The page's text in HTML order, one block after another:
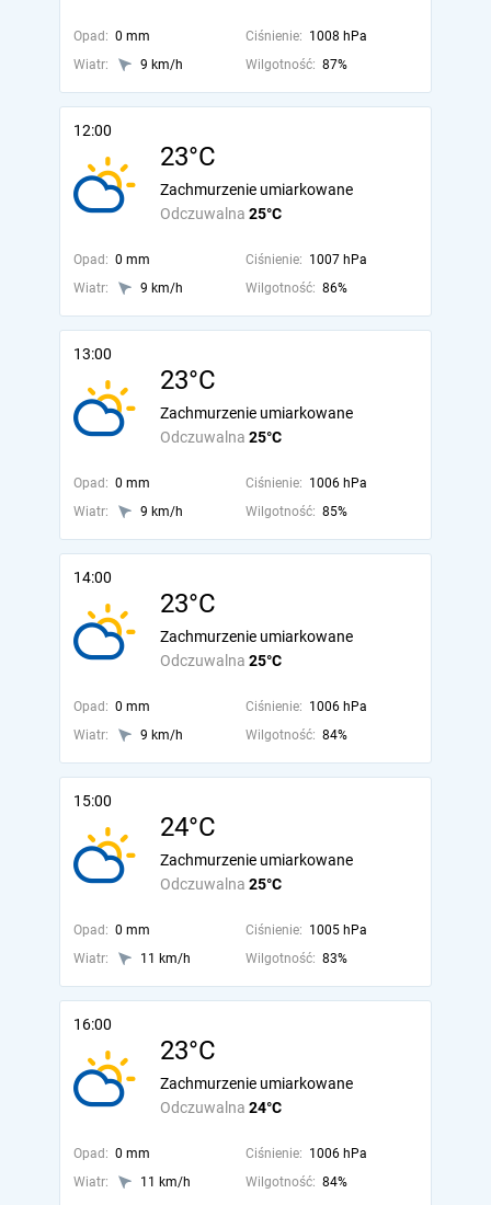
Opad: 0 mm Ciśnienie: 1008 hPa
Wiatr:
9 km/h Wilgotność: 87%
12:00
23°C
Odczuwalna 25°C
Zachmurzenie umiarkowane
Opad: 0 mm Ciśnienie: 1007 hPa
Wiatr:
9 km/h Wilgotność: 86%
13:00
23°C
Odczuwalna 25°C
Zachmurzenie umiarkowane
Opad: 0 mm Ciśnienie: 1006 hPa
Wiatr:
9 km/h Wilgotność: 85%
14:00
23°C
Odczuwalna 25°C
Zachmurzenie umiarkowane
Opad: 0 mm Ciśnienie: 1006 hPa
Wiatr:
9 km/h Wilgotność: 84%
15:00
24°C
Odczuwalna 25°C
Zachmurzenie umiarkowane
Opad: 0 mm Ciśnienie: 1005 hPa
Wiatr:
11 km/h Wilgotność: 83%
16:00
23°C
Odczuwalna 24°C
Zachmurzenie umiarkowane
Opad: 0 mm Ciśnienie: 1006 hPa
Wiatr:
11 km/h Wilgotność: 84%